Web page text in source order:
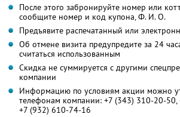
После этого забронируйте номер или
сообщите номер и код купона,Ф. И. О.
Предъявите распечатанный или
Об отмене визита предупредите за 24
считаться использованным
Скидка не суммируется с другими
компании
Информацию по условиям акции можно
телефонам компании: +7 (343) 310-20-50,
+7 (932) 610-74-16